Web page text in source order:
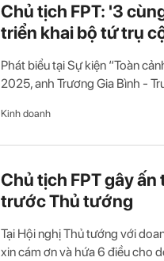
Chủ tịch FPT: '3
triển khai bộ tứ trụ
Phát biểu tại Sự kiện “Toàn
2025, anh Trương Gia Bình -
Kinh doanh
Chủ tịch FPT gây
trước Thủ tướng
Tại Hội nghị Thủ tướng với
xin cám ơn và hứa 6 điều cho